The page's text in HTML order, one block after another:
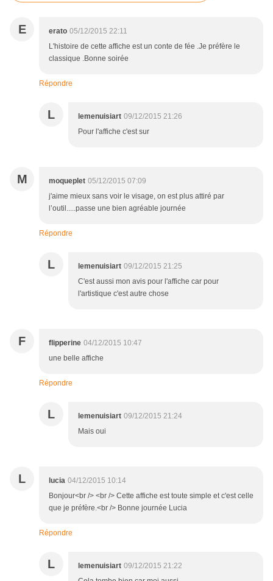
E erato 05/12/2015 22:11
L'histoire de cette affiche est un conte de fée .Je préfère le
classique .Bonne soirée
Répondre
L lemenuisiart 09/12/2015 21:26
Pour l'affiche c'est sur
M moqueplet 05/12/2015 07:09
j'aime mieux sans voir le visage, on est plus attiré par
l’outil.....passe une bien agréable journée
Répondre
L lemenuisiart 09/12/2015 21:25
C'est aussi mon avis pour l'affiche car pour
l'artistique c'est autre chose
F flipperine 04/12/2015 10:47
une belle affiche
Répondre
L lemenuisiart 09/12/2015 21:24
Mais oui
L lucia 04/12/2015 10:14
Bonjour<br /> <br /> Cette affiche est toute simple et c'est celle
que je préfère.<br /> Bonne journée Lucia
Répondre
L lemenuisiart 09/12/2015 21:22